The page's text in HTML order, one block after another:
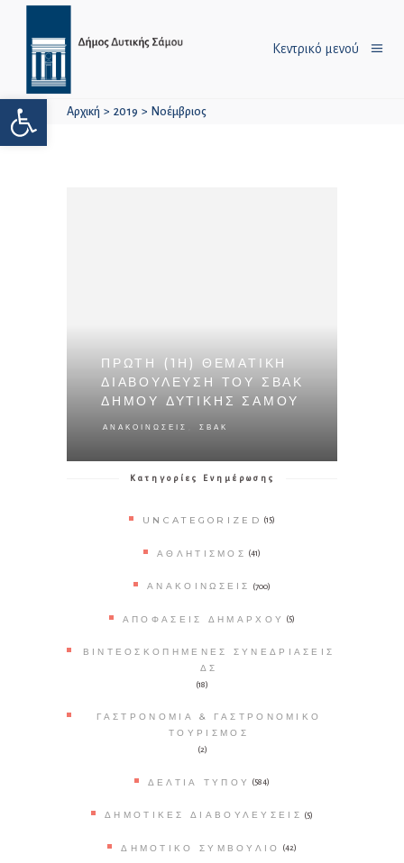
Ανοίξτε τη γραμμή εργαλείων
Κεντρικό μενού
Αρχική > 2019 > Νοέμβριος
ΠΡΏΤΗ (1Η) ΘΕΜΑΤΙΚΉ
ΔΙΑΒΟΎΛΕΥΣΗ ΤΟΥ ΣΒΑΚ
ΔΉΜΟΥ ΔΥΤΙΚΉΣ ΣΆΜΟΥ
ΑΝΑΚΟΙΝΏΣΕΙΣ ΣΒΑΚ
Κατηγορίες Ενημέρωσης
UNCATEGORIZED (15)
ΑΘΛΗΤΙΣΜΌΣ (41)
ΑΝΑΚΟΙΝΏΣΕΙΣ (700)
ΑΠΟΦΆΣΕΙΣ ΔΗΜΆΡΧΟΥ (5)
ΒΙΝΤΕΟΣΚΟΠΗΜΈΝΕΣ ΣΥΝΕΔΡΙΆΣΕΙΣ
ΔΣ
(18)
ΓΑΣΤΡΟΝΟΜΊΑ & ΓΑΣΤΡΟΝΟΜΙΚΌ
ΤΟΥΡΙΣΜΌΣ
(2)
ΔΕΛΤΊΑ ΤΎΠΟΥ (584)
ΔΗΜΟΤΙΚΈΣ ΔΙΑΒΟΥΛΕΎΣΕΙΣ (5)
ΔΗΜΟΤΙΚΌ ΣΥΜΒΟΎΛΙΟ (42)